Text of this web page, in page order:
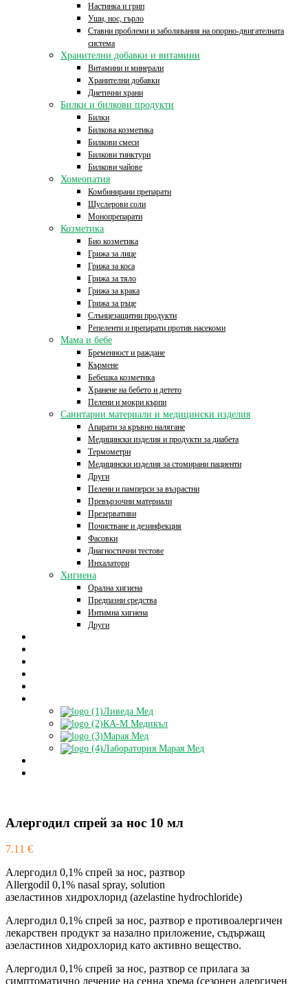
Настинка и грип
Уши, нос, гърло
Ставни проблеми и заболявания на опорно-двигателната
система
Хранителни добавки и витамини
Витамини и минерали
Хранителни добавки
Диетични храни
Билки и билкови продукти
Билки
Билкова козметика
Билкови смеси
Билкови тинктури
Билкови чайове
Хомеопатия
Комбинирани препарати
Шуслерови соли
Монопрепарати
Козметика
Био козметика
Грижа за лице
Грижа за коса
Грижа за тяло
Грижа за крака
Грижа за ръце
Слънцезащитни продукти
Репеленти и препарати против насекоми
Мама и бебе
Бременност и раждане
Кърмене
Бебешка козметика
Хранене на бебето и детето
Пелени и мокри кърпи
Санитарни материали и медицински изделия
Апарати за кръвно налягане
Медицински изделия и продукти за диабета
Термометри
Медицински изделия за стомирани пациенти
Други
Пелени и памперси за възрастни
Превързочни материали
Презервативи
Почистване и дезинфекция
Фасовки
Диагностични тестове
Инхалатори
Хигиена
Орална хигиена
Предпазни средства
Интимна хигиена
Други
Ливеда Мед
КА-М Медикъл
Марая Мед
Лаборатория Марая Мед
Алергодил спрей за нос 10 мл
7.11 €
Алергодил 0,1% спрей за нос, разтвор
Allergodil 0,1% nasal spray, solution
азеластинов хидрохлорид (azelastine hydrochloride)
Алергодил 0,1% спрей за нос, разтвор е противоалергичен
лекарствен продукт за назално приложение, съдържащ
азеластинов хидрохлорид като активно вещество.
Алергодил 0,1% спрей за нос, разтвор се прилага за
симптоматично лечение на сенна хрема (сезонен алергичен